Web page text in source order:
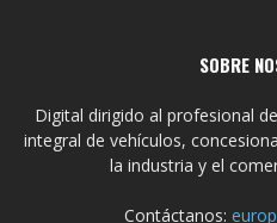
SOBRE
Digital dirigido al profesional
integral de vehículos,
la industria y el
Contáctanos: